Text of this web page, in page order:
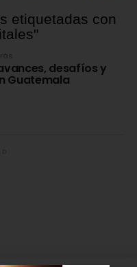
etiquetadas con
desafíos y
Guatemala